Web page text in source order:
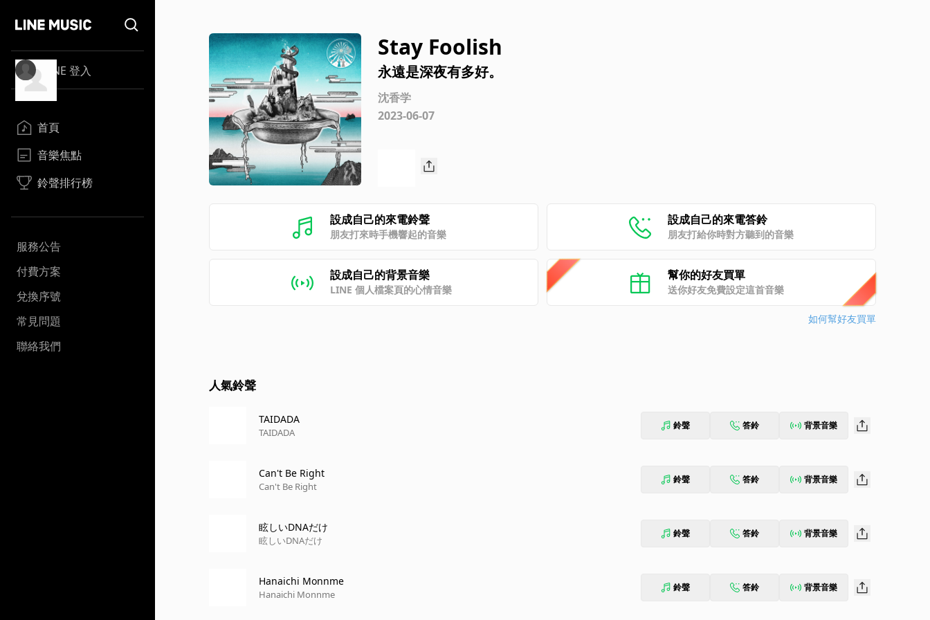
LINE 登入
首頁
音樂焦點
鈴聲排行榜
服務公告
付費方案
兌換序號
常見問題
聯絡我們
Stay Foolish
永遠是深夜有多好。
沈香学
2023-06-07
設成自己的來電鈴聲
朋友打來時手機響起的音樂
設成自己的來電答鈴
朋友打給你時對方聽到的音樂
設成自己的背景音樂
LINE 個人檔案頁的心情音樂
幫你的好友買單
送你好友免費設定這首音樂
如何幫好友買單
人氣鈴聲
TAIDADA
TAIDADA
鈴聲 答鈴 背景音樂
Can't Be Right
Can't Be Right
鈴聲 答鈴 背景音樂
眩しいDNAだけ
眩しいDNAだけ
鈴聲 答鈴 背景音樂
Hanaichi Monnme
Hanaichi Monnme
鈴聲 答鈴 背景音樂